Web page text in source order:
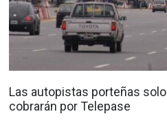
Las autopistas porteñas solo
cobrarán por Telepase